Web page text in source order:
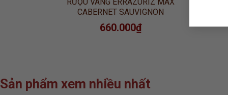
CABERNET SAUVIGNON
660.000₫
Sản phẩm xem nhiều nhất